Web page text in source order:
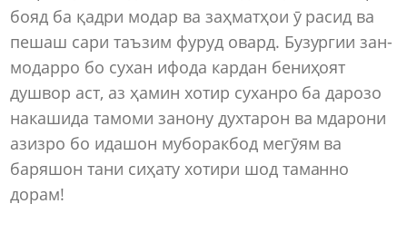
бояд ба қадри модар ва заҳматҳои ӯ расид ва
пешаш сари таъзим фуруд овард. Бузургии зан-
модарро бо сухан ифода кардан бениҳоят
душвор аст, аз ҳамин хотир суханро ба дарозо
накашида тамоми занону духтарон ва мдарони
азизро бо идашон муборакбод мегӯям ва
баряшон тани сиҳату хотири шод таманно
дорам!